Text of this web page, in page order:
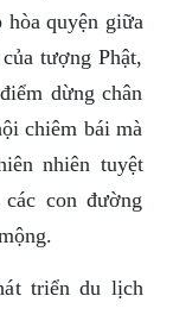
quyện giữa
tượng Phật,
dừng chân
chiêm bái mà
nhiên tuyệt
con đường
triển du lịch